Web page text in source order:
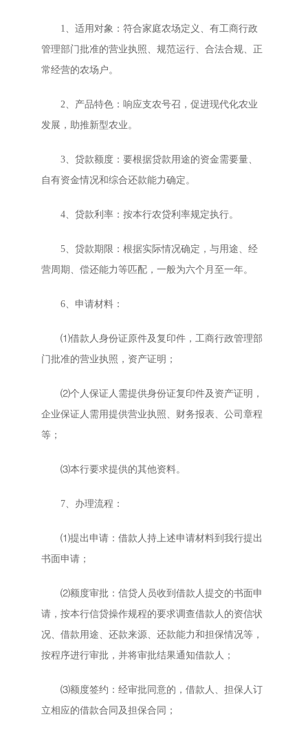
1、适用对象：符合家庭农场定义、有工商行政
管理部门批准的营业执照、规范运行、合法合规、正
常经营的农场户。
2、产品特色：响应支农号召，促进现代化农业
发展，助推新型农业。
3、贷款额度：要根据贷款用途的资金需要量、
自有资金情况和综合还款能力确定。
4、贷款利率：按本行农贷利率规定执行。
5、贷款期限：根据实际情况确定，与用途、经
营周期、偿还能力等匹配，一般为六个月至一年。
6、申请材料：
⑴借款人身份证原件及复印件，工商行政管理部
门批准的营业执照，资产证明；
⑵个人保证人需提供身份证复印件及资产证明，
企业保证人需用提供营业执照、财务报表、公司章程
等；
⑶本行要求提供的其他资料。
7、办理流程：
⑴提出申请：借款人持上述申请材料到我行提出
书面申请；
⑵额度审批：信贷人员收到借款人提交的书面申
请，按本行信贷操作规程的要求调查借款人的资信状
况、借款用途、还款来源、还款能力和担保情况等，
按程序进行审批，并将审批结果通知借款人；
⑶额度签约：经审批同意的，借款人、担保人订
立相应的借款合同及担保合同；